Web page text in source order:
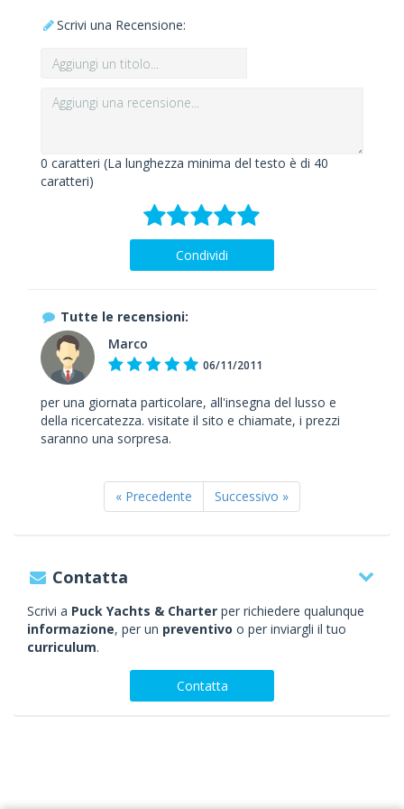
Scrivi una Recensione:
0 caratteri (La lunghezza minima del testo è di 40
caratteri)
Condividi
Tutte le recensioni:
Marco
06/11/2011
per una giornata particolare, all'insegna del lusso e
della ricercatezza. visitate il sito e chiamate, i prezzi
saranno una sorpresa.
« Precedente Successivo »
Contatta
Scrivi a Puck Yachts & Charter per richiedere qualunque
informazione, per un preventivo o per inviargli il tuo
curriculum.
Contatta